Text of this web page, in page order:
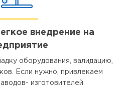
внедрение на
оборудования, валидацию,
Если нужно, привлекаем
изготовителей.